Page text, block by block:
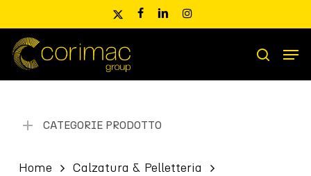
main
content
x-
facebooklinkedininstagram
Ricerca
prodotti
search
CATEGORIE PRODOTTO
Home
Calzatura & Pelletteria